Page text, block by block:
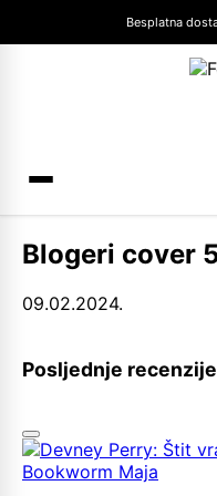
Besplatna
Blogeri cover
09.02.2024.
Posljednje recenzije